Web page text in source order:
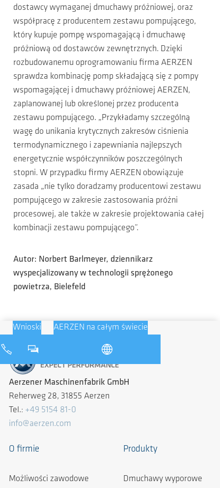
dostawcy wymaganej dmuchawy próżniowej, oraz
współpracę z producentem zestawu pompującego,
który kupuje pompę wspomagającą i dmuchawę
próżniową od dostawców zewnętrznych. Dzięki
rozbudowanemu oprogramowaniu firma AERZEN
sprawdza kombinację pomp składającą się z pompy
wspomagającej i dmuchawy próżniowej AERZEN,
zaplanowanej lub określonej przez producenta
zestawu pompującego. „Przykładamy szczególną
wagę do unikania krytycznych zakresów ciśnienia
termodynamicznego i zapewniania najlepszych
energetycznie współczynników poszczególnych
stopni. W przypadku firmy AERZEN obowiązuje
zasada „nie tylko doradzamy producentowi zestawu
pompującego w zakresie zastosowania próżni
procesowej, ale także w zakresie projektowania całej
kombinacji zestawu pompującego”.
Autor: Norbert Barlmeyer, dziennikarz
wyspecjalizowany w technologii sprężonego
powietrza, Bielefeld
Wnioski AERZEN na całym świecie
Aerzener Maschinenfabrik GmbH
Reherweg 28, 31855 Aerzen
Tel.: +49 5154 81-0
info@aerzen.com
O firmie
Możliwości zawodowe
Produkty
Dmuchawy wyporowe